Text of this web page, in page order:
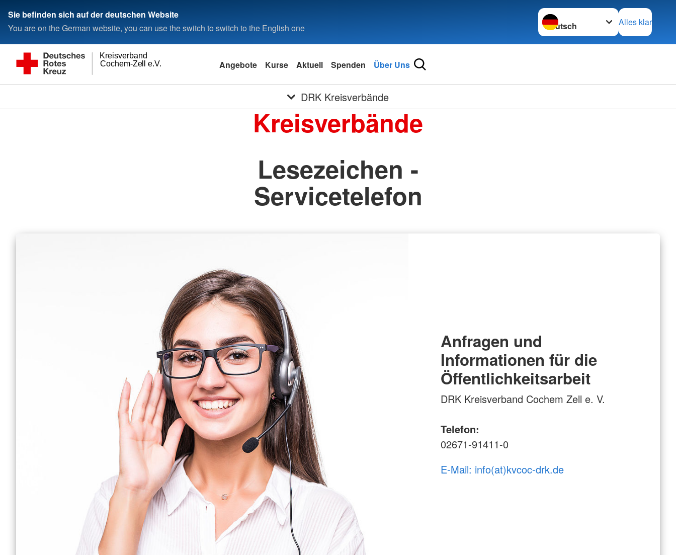
Sie befinden sich auf der deutschen Website
You are on the German website, you can use the switch to switch to the English one
Sprache wechseln zu
Alles klar
Cochem-Zell e.V.
Kreisverband
Angebote Kurse Aktuell Spenden Über Uns
DRK Kreisverbände
Kreisverbände
Lesezeichen -
Servicetelefon
Anfragen und
Informationen für die
Öffentlichkeitsarbeit
DRK Kreisverband Cochem Zell e. V.
Telefon:
02671-91411-0
E-Mail: info(at)kvcoc-drk.de